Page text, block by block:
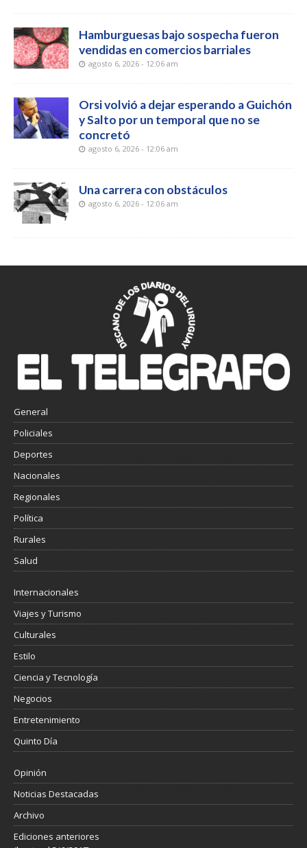
Hamburguesas bajo sospecha fueron
vendidas en comercios barriales
agosto 6, 2026 - 12:06 am
Orsi volvió a dejar esperando a Guichón
y Salto por un temporal que no se
concretó
agosto 6, 2026 - 12:06 am
Una carrera con obstáculos
agosto 6, 2026 - 12:06 am
General
Policiales
Deportes
Nacionales
Regionales
Política
Rurales
Salud
Internacionales
Viajes y Turismo
Culturales
Estilo
Ciencia y Tecnología
Negocios
Entretenimiento
Quinto Día
Opinión
Noticias Destacadas
Archivo
Ediciones anteriores